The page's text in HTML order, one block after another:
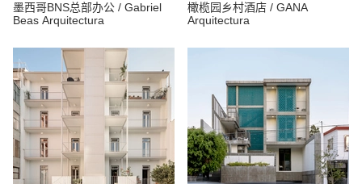
墨西哥BNS总部办公 / Gabriel
Beas Arquitectura
橄榄园乡村酒店 / GANA
Arquitectura